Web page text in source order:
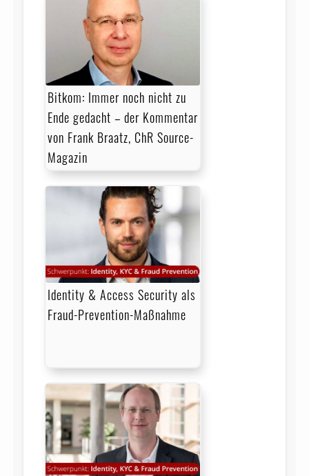
Bitkom: Immer noch nicht zu
Ende gedacht – der Kommentar
von Frank Braatz, ChR Source-
Magazin
Identity & Access Security als
Fraud-Prevention-Maßnahme